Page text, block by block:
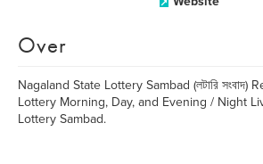
Over
Nagaland State Lottery Sambad (লটারি সংবাদ)
Lottery Morning, Day, and Evening / Night
Lottery Sambad.